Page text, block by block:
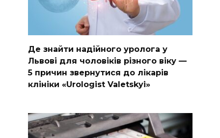
Де знайти надійного уролога у
Львові для чоловіків різного віку —
5 причин звернутися до лікарів
клініки «Urologist Valetskyi»